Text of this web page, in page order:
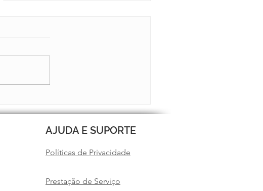
AJUDA E SUPORTE
Políticas de Privacidade
Prestação de Serviço